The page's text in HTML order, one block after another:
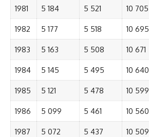
1981 5 184 5 521 10 705
1982 5 177 5 518 10 695
1983 5 163 5 508 10 671
1984 5 145 5 495 10 640
1985 5 121 5 478 10 599
1986 5 099 5 461 10 560
1987 5 072 5 437 10 509